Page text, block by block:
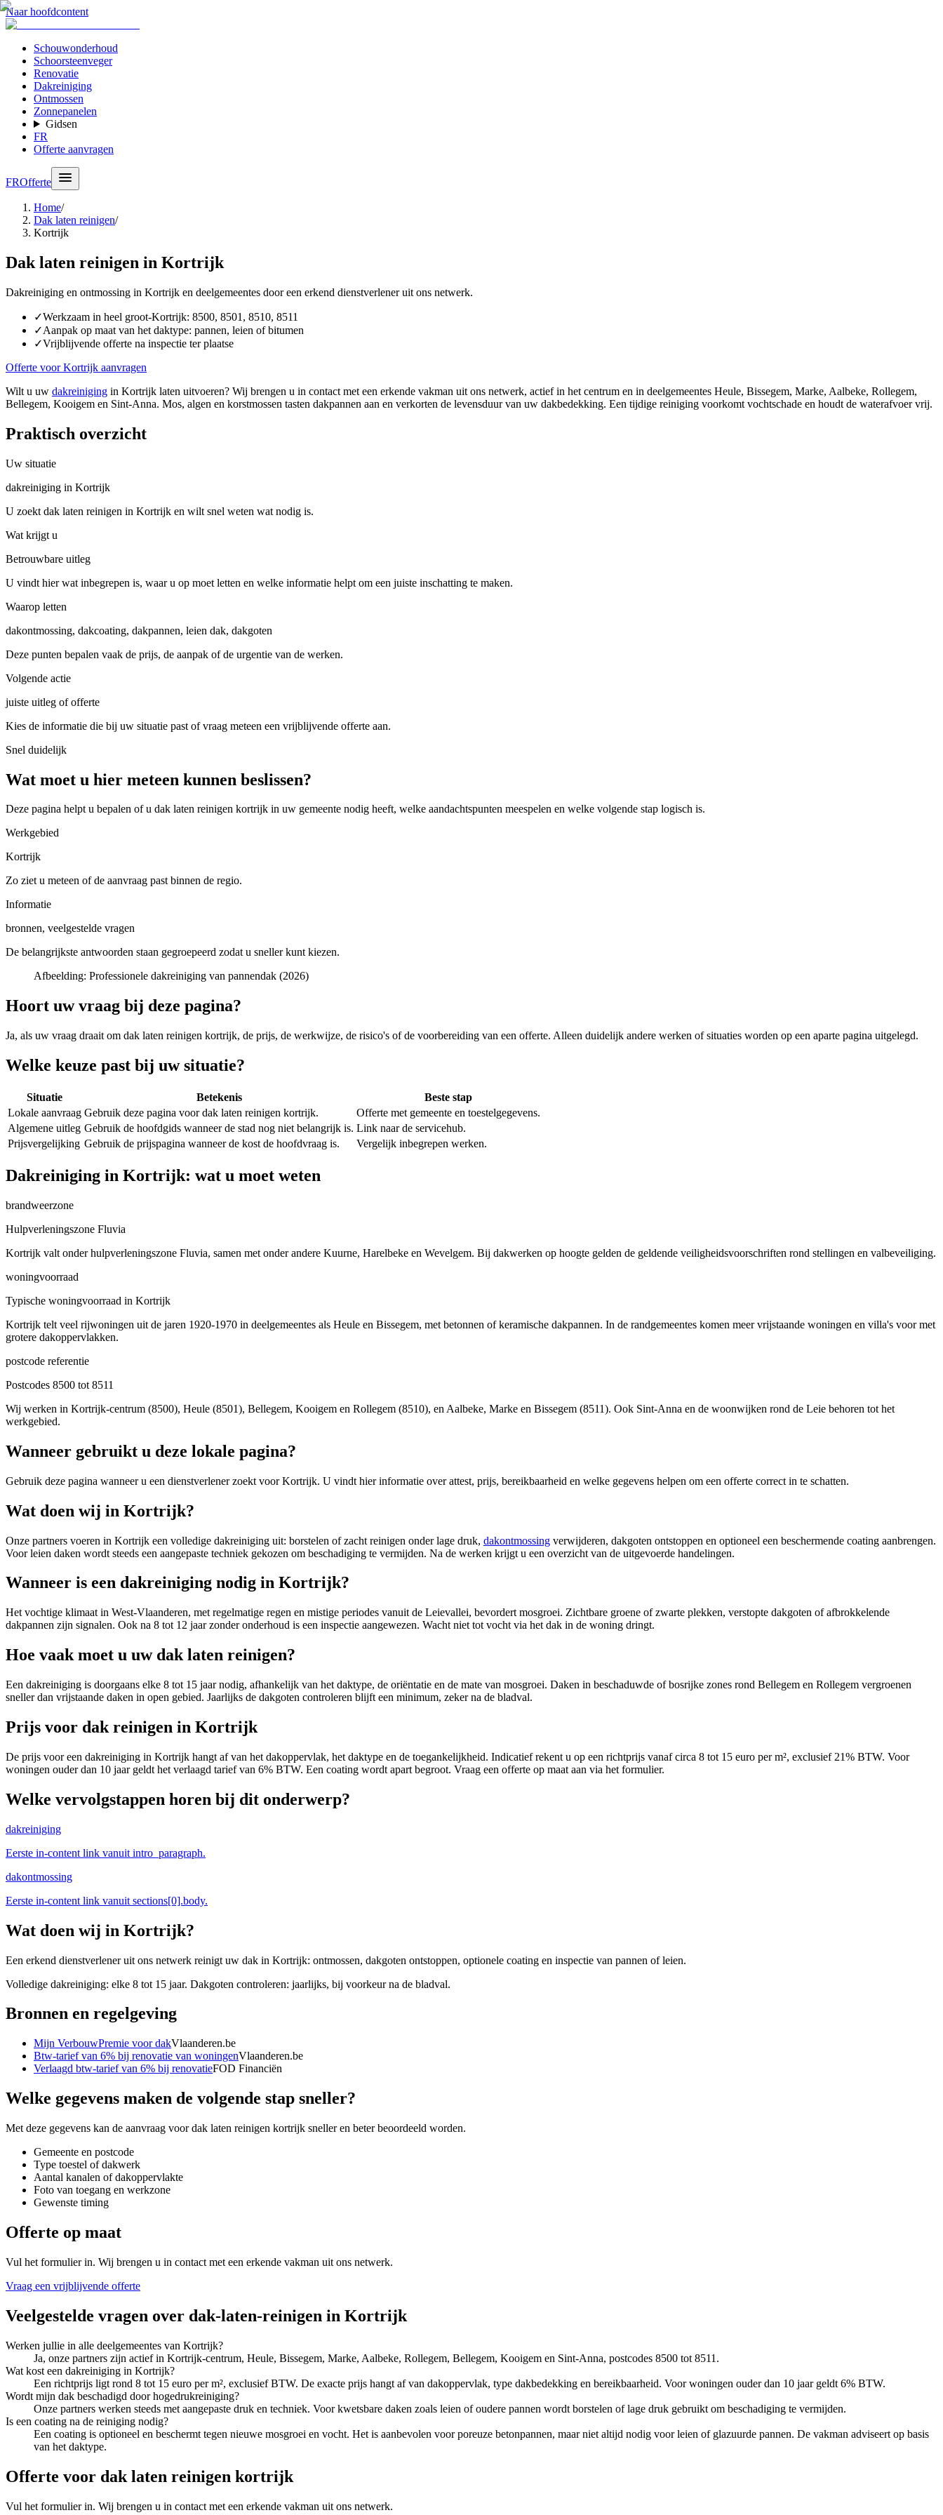
Naar hoofdcontent
Schouwonderhoud
Schoorsteenveger
Renovatie
Dakreiniging
Ontmossen
Zonnepanelen
Gidsen
FR
Offerte aanvragen
FROfferte
Home/
Dak laten reinigen/
Kortrijk
Dak laten reinigen in Kortrijk
Dakreiniging en ontmossing in Kortrijk en deelgemeentes door een erkend dienstverlener uit ons netwerk.
✓Werkzaam in heel groot-Kortrijk: 8500, 8501, 8510, 8511
✓Aanpak op maat van het daktype: pannen, leien of bitumen
✓Vrijblijvende offerte na inspectie ter plaatse
Offerte voor Kortrijk aanvragen
Wilt u uw dakreiniging in Kortrijk laten uitvoeren? Wij brengen u in contact met een erkende vakman uit ons netwerk, actief in het centrum en in deelgemeentes Heule, Bissegem, Marke, Aalbeke, Rollegem,
Bellegem, Kooigem en Sint-Anna. Mos, algen en korstmossen tasten dakpannen aan en verkorten de levensduur van uw dakbedekking. Een tijdige reiniging voorkomt vochtschade en houdt de waterafvoer vrij.
Praktisch overzicht
Uw situatie
dakreiniging in Kortrijk
U zoekt dak laten reinigen in Kortrijk en wilt snel weten wat nodig is.
Wat krijgt u
Betrouwbare uitleg
U vindt hier wat inbegrepen is, waar u op moet letten en welke informatie helpt om een juiste inschatting te maken.
Waarop letten
dakontmossing, dakcoating, dakpannen, leien dak, dakgoten
Deze punten bepalen vaak de prijs, de aanpak of de urgentie van de werken.
Volgende actie
juiste uitleg of offerte
Kies de informatie die bij uw situatie past of vraag meteen een vrijblijvende offerte aan.
Snel duidelijk
Wat moet u hier meteen kunnen beslissen?
Deze pagina helpt u bepalen of u dak laten reinigen kortrijk in uw gemeente nodig heeft, welke aandachtspunten meespelen en welke volgende stap logisch is.
Werkgebied
Kortrijk
Zo ziet u meteen of de aanvraag past binnen de regio.
Informatie
bronnen, veelgestelde vragen
De belangrijkste antwoorden staan gegroepeerd zodat u sneller kunt kiezen.
Afbeelding: Professionele dakreiniging van pannendak (2026)
Hoort uw vraag bij deze pagina?
Ja, als uw vraag draait om dak laten reinigen kortrijk, de prijs, de werkwijze, de risico's of de voorbereiding van een offerte. Alleen duidelijk andere werken of situaties worden op een aparte pagina uitgelegd.
Welke keuze past bij uw situatie?
Situatie Betekenis
Beste stap
Lokale aanvraag Gebruik deze pagina voor dak laten reinigen kortrijk.
Offerte met gemeente en toestelgegevens.
Algemene uitleg Gebruik de hoofdgids wanneer de stad nog niet belangrijk is. Link naar de servicehub.
Prijsvergelijking Gebruik de prijspagina wanneer de kost de hoofdvraag is. Vergelijk inbegrepen werken.
Dakreiniging in Kortrijk: wat u moet weten
brandweerzone
Hulpverleningszone Fluvia
Kortrijk valt onder hulpverleningszone Fluvia, samen met onder andere Kuurne, Harelbeke en Wevelgem. Bij dakwerken op hoogte gelden de geldende veiligheidsvoorschriften rond stellingen en valbeveiliging.
woningvoorraad
Typische woningvoorraad in Kortrijk
Kortrijk telt veel rijwoningen uit de jaren 1920-1970 in deelgemeentes als Heule en Bissegem, met betonnen of keramische dakpannen. In de randgemeentes komen meer vrijstaande woningen en villa's voor met
grotere dakoppervlakken.
postcode referentie
Postcodes 8500 tot 8511
Wij werken in Kortrijk-centrum (8500), Heule (8501), Bellegem, Kooigem en Rollegem (8510), en Aalbeke, Marke en Bissegem (8511). Ook Sint-Anna en de woonwijken rond de Leie behoren tot het
werkgebied.
Wanneer gebruikt u deze lokale pagina?
Gebruik deze pagina wanneer u een dienstverlener zoekt voorKortrijk. U vindt hier informatie over attest, prijs, bereikbaarheid en welke gegevens helpen om een offerte correct in te schatten.
Wat doen wij in Kortrijk?
Onze partners voeren in Kortrijk een volledige dakreiniging uit: borstelen of zacht reinigen onder lage druk, dakontmossing verwijderen, dakgoten ontstoppen en optioneel een beschermende coating aanbrengen.
Voor leien daken wordt steeds een aangepaste techniek gekozen om beschadiging te vermijden. Na de werken krijgt u een overzicht van de uitgevoerde handelingen.
Wanneer is een dakreiniging nodig in Kortrijk?
Het vochtige klimaat in West-Vlaanderen, met regelmatige regen en mistige periodes vanuit de Leievallei, bevordert mosgroei. Zichtbare groene of zwarte plekken, verstopte dakgoten of afbrokkelende
dakpannen zijn signalen. Ook na 8 tot 12 jaar zonder onderhoud is een inspectie aangewezen. Wacht niet tot vocht via het dak in de woning dringt.
Hoe vaak moet u uw dak laten reinigen?
Een dakreiniging is doorgaans elke 8 tot 15 jaar nodig, afhankelijk van het daktype, de oriëntatie en de mate van mosgroei. Daken in beschaduwde of bosrijke zones rond Bellegem en Rollegem vergroenen
sneller dan vrijstaande daken in open gebied. Jaarlijks de dakgoten controleren blijft een minimum, zeker na de bladval.
Prijs voor dak reinigen in Kortrijk
De prijs voor een dakreiniging in Kortrijk hangt af van het dakoppervlak, het daktype en de toegankelijkheid. Indicatief rekent u op een richtprijs vanaf circa 8 tot 15 euro per m², exclusief 21% BTW. Voor
woningen ouder dan 10 jaar geldt het verlaagd tarief van 6% BTW. Een coating wordt apart begroot. Vraag een offerte op maat aan via het formulier.
Welke vervolgstappen horen bij dit onderwerp?
dakreiniging
Eerste in-content link vanuit intro_paragraph.
dakontmossing
Eerste in-content link vanuit sections[0].body.
Wat doen wij in Kortrijk?
Een erkend dienstverlener uit ons netwerk reinigt uw dak in Kortrijk: ontmossen, dakgoten ontstoppen, optionele coating en inspectie van pannen of leien.
Volledige dakreiniging: elke 8 tot 15 jaar. Dakgoten controleren: jaarlijks, bij voorkeur na de bladval.
Bronnen en regelgeving
Mijn VerbouwPremie voor dakVlaanderen.be
Btw-tarief van 6% bij renovatie van woningenVlaanderen.be
Verlaagd btw-tarief van 6% bij renovatieFOD Financiën
Welke gegevens maken de volgende stap sneller?
Met deze gegevens kan de aanvraag voordak laten reinigen kortrijk sneller en beter beoordeeld worden.
Gemeente en postcode
Type toestel of dakwerk
Aantal kanalen of dakoppervlakte
Foto van toegang en werkzone
Gewenste timing
Offerte op maat
Vul het formulier in. Wij brengen u in contact met een erkende vakman uit ons netwerk.
Vraag een vrijblijvende offerte
Veelgestelde vragen over dak-laten-reinigen in Kortrijk
Werken jullie in alle deelgemeentes van Kortrijk?
Ja, onze partners zijn actief in Kortrijk-centrum, Heule, Bissegem, Marke, Aalbeke, Rollegem, Bellegem, Kooigem en Sint-Anna, postcodes 8500 tot 8511.
Wat kost een dakreiniging in Kortrijk?
Een richtprijs ligt rond 8 tot 15 euro per m², exclusief BTW. De exacte prijs hangt af van dakoppervlak, type dakbedekking en bereikbaarheid. Voor woningen ouder dan 10 jaar geldt 6% BTW.
Wordt mijn dak beschadigd door hogedrukreiniging?
Onze partners werken steeds met aangepaste druk en techniek. Voor kwetsbare daken zoals leien of oudere pannen wordt borstelen of lage druk gebruikt om beschadiging te vermijden.
Is een coating na de reiniging nodig?
Een coating is optioneel en beschermt tegen nieuwe mosgroei en vocht. Het is aanbevolen voor poreuze betonpannen, maar niet altijd nodig voor leien of glazuurde pannen. De vakman adviseert op basis
van het daktype.
Offerte voor dak laten reinigen kortrijk
Vul het formulier in. Wij brengen u in contact met een erkende vakman uit ons netwerk.